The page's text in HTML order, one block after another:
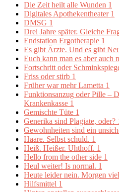
Die Zeit heilt alle Wunden 1
Digitales Apothekentheater 1
DMSG 1
Drei Jahre später. Gleiche
Endstation Ergotherapie 1
Es gibt Ärzte. Und es gibt
Euch kann man es aber auch
Fortschritt oder
Friss oder stirb 1
Früher war mehr Lametta 1
Funktionsanzug oder Pille –
Krankenkasse 1
Gemischte Tüte 1
Generika sind Plagiate, oder?
Gewohnheiten sind ein
Haare. Selbst schuld. 1
Heiß. Heißer. Uhthoff. 1
Hello from the other side 1
Heul weiter! Is normal. 1
Heute leider nein. Morgen
Hilfsmittel 1